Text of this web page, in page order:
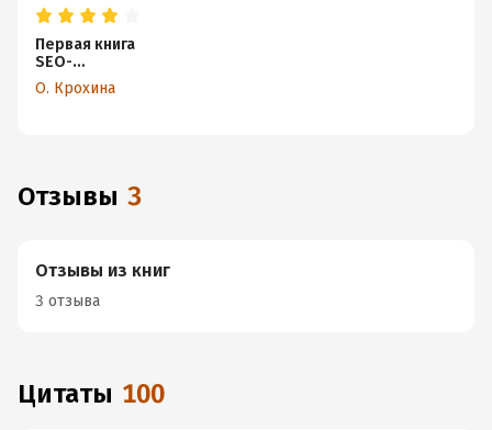
Первая книга
SEO-
копирайтера. Как
написать текст
О. Крохина
Отзывы 3
Отзывы из книг
3 отзыва
Цитаты 100